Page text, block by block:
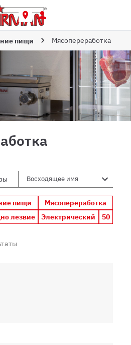
пищи Мясопереработка
пищи
Мясопереработка
лезвие Электрический 50